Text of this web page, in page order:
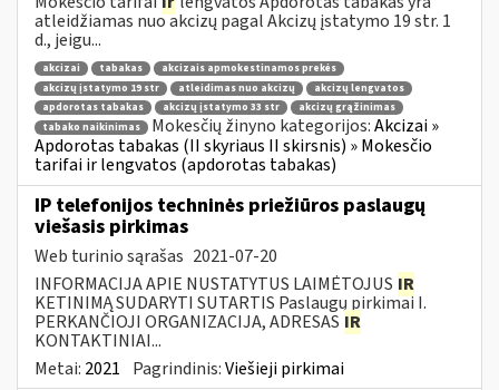
atleidžiamas nuo akcizų pagal Akcizų įstatymo 19 str. 1
d., jeigu...
akcizai tabakas
akcizais apmokestinamos prekės
akcizų įstatymo 19 str
atleidimas nuo akcizų
akcizų lengvatos
apdorotas tabakas
akcizų įstatymo 33 str
akcizų grąžinimas
tabako naikinimas
Mokesčių žinyno kategorijos:Akcizai »
Apdorotas tabakas (II skyriaus II skirsnis) » Mokesčio
tarifai ir lengvatos (apdorotas tabakas)
IP telefonijos techninės priežiūros paslaugų
viešasis pirkimas
Web turinio sąrašas 2021-07-20
INFORMACIJA APIE NUSTATYTUS LAIMĖTOJUS IR
KETINIMĄ SUDARYTI SUTARTIS Paslaugų pirkimai I.
PERKANČIOJI ORGANIZACIJA, ADRESAS IR
KONTAKTINIAI...
Metai: 2021 Pagrindinis:Viešieji pirkimai